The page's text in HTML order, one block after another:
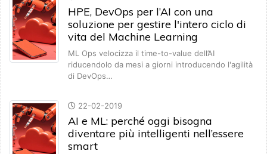
HPE, DevOps per l’AI con una
soluzione per gestire l'intero ciclo di
vita del Machine Learning
ML Ops velocizza il time-to-value dell’AI
riducendolo da mesi a giorni introducendo l'agilità
di DevOps…
22-02-2019
AI e ML: perché oggi bisogna
diventare più intelligenti nell’essere
smart